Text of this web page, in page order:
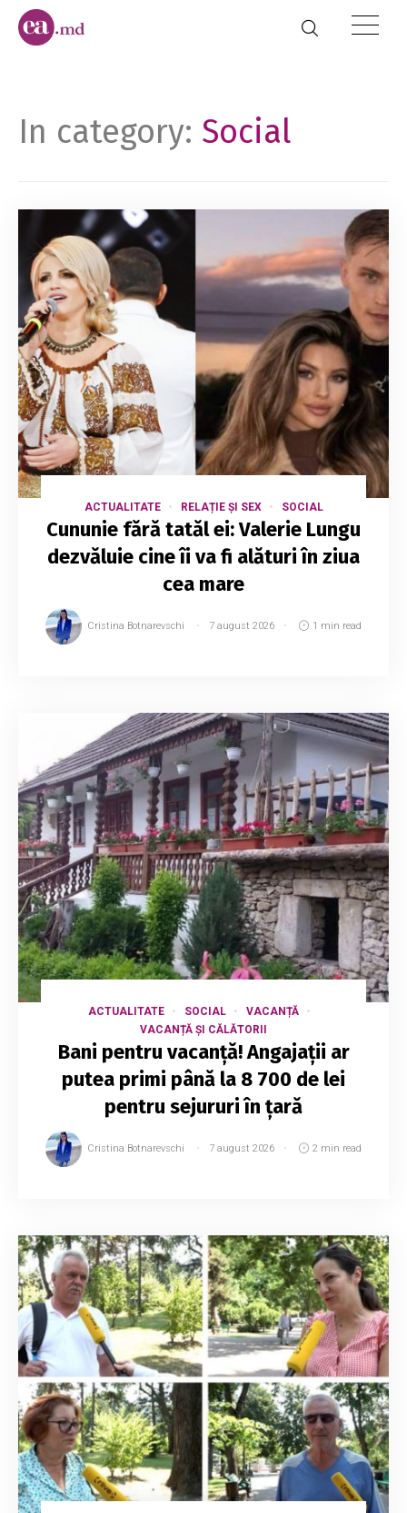
In category: Social
ACTUALITATE RELAȚIE ȘI SEX SOCIAL
Cununie fără tatăl ei: Valerie Lungu
dezvăluie cine îi va fi alături în ziua
cea mare
Cristina Botnarevschi 7 august 2026 1 min read
ACTUALITATE SOCIAL
VACANȚĂ
VACANȚĂ ȘI CĂLĂTORII
Bani pentru vacanță! Angajații ar
putea primi până la 8 700 de lei
pentru sejururi în țară
Cristina Botnarevschi 7 august 2026 2 min read